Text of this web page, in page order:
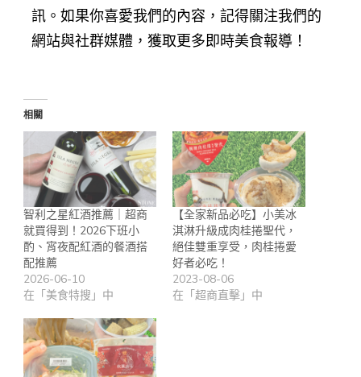
訊。如果你喜愛我們的內容，記得關注我們的
網站與社群媒體，獲取更多即時美食報導！
相關
智利之星紅酒推薦｜超商
就買得到！2026下班小
酌、宵夜配紅酒的餐酒搭
配推薦
2026-06-10
在「美食特搜」中
【全家新品必吃】小美冰
淇淋升級成肉桂捲聖代，
絕佳雙重享受，肉桂捲愛
好者必吃！
2023-08-06
在「超商直擊」中